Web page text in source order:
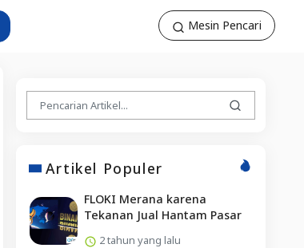
Mesin Pencari
Artikel Populer
FLOKI Merana karena
Tekanan Jual Hantam Pasar
2 tahun yang lalu